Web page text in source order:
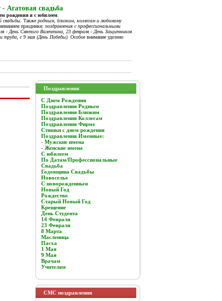
Агатовая свадьба
рождения и с юбилеем
свадьбы . Также родным, близким, коллегам и любимому
праздники: поздравления с профессиональными
- День Святого Валентина, 23 февраля - День Защитников
труда, с 9 мая (День Победы). Особое внимание уделено
Поздравления
C Днем Рождения
Поздравления Родным
Поздравления Близким
Поздравления Коллегам
Поздравления Фирме
Стишки с днем рождения
Поздравления Именные:
- Мужские имена
- Женские имена
С юбилеем
По Датам/Профессиональные
Свадьба
Годовщина Свадьбы
Новоселье
С новорожденным
Новый Год
Рождество
Старый Новый Год
Крещение
День Студента
14 Февраля
23 Февраля
8 Марта
Масленица
Пасха
1 Мая
9 Мая
Врачам
Учителям
СМС поздравления